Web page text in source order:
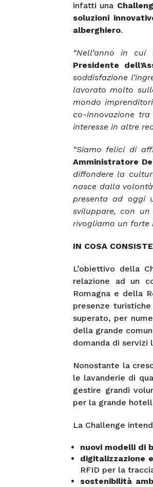
infatti una
soluzioni
alberghiero.
“Nell’anno in
Presidente
soddisfazione
lavorato molto
mondo
co-innovazione
interesse in altre
“Siamo felici di
Amministratore
diffondere la
nasce dalla
presenta ad oggi
sviluppare, con
rivogliamo un forte
IN COSA
L’obiettivo della
relazione ad un
Romagna e della
presenze
superato, per
della grande
domanda di servizi
Nonostante la
le lavanderie di
gestire grandi
per la grande
La Challenge
nuovi modelli di
digitalizzazione
RFID per la
sostenibilità